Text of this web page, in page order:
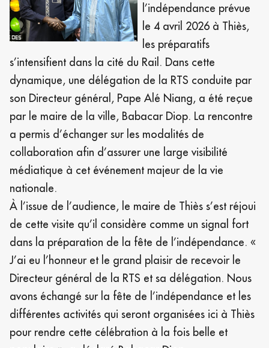
l’indépendance prévue
le 4 avril 2026 à Thiès,
les préparatifs
s’intensifient dans la cité du Rail. Dans cette
dynamique, une délégation de la RTS conduite par
son Directeur général, Pape Alé Niang, a été reçue
par le maire de la ville, Babacar Diop. La rencontre
a permis d’échanger sur les modalités de
collaboration afin d’assurer une large visibilité
médiatique à cet événement majeur de la vie
nationale.
À l’issue de l’audience, le maire de Thiès s’est réjoui
de cette visite qu’il considère comme un signal fort
dans la préparation de la fête de l’indépendance. «
J’ai eu l’honneur et le grand plaisir de recevoir le
Directeur général de la RTS et sa délégation. Nous
avons échangé sur la fête de l’indépendance et les
différentes activités qui seront organisées ici à Thiès
pour rendre cette célébration à la fois belle et